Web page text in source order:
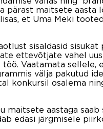
pärast maitsete aasta
lisas, et Uma Meki
sisaldasid sisukat
ettevõtjate vahel uusi
Vaatamata sellele,
välja pakutud
konkursil osalema
aastaga
edasi järgmisele